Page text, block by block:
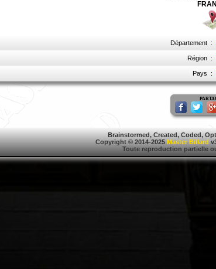
Département :
Région :
Pays :
Brainstormed, Created, Coded,
Copyright © 2014-2025Master Billard
Toute reproduction partielle